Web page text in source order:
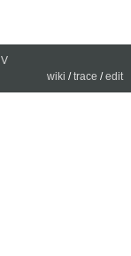
wiki /trace /edit